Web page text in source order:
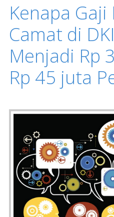
Kenapa
Camat di
Menjadi Rp
Rp 45 juta